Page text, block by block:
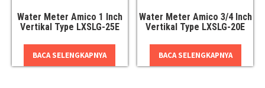
Water Meter Amico 1 Inch
Vertikal Type LXSLG-25E
BACA SELENGKAPNYA
Water Meter Amico 3/4 Inch
Vertikal Type LXSLG-20E
BACA SELENGKAPNYA